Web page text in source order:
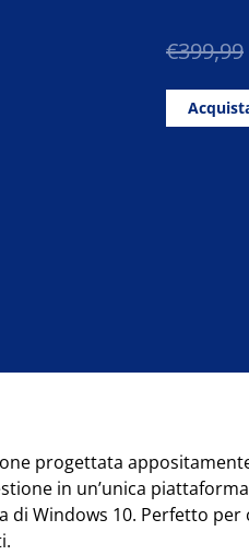
€399,99
progettata
in un’unica
di Windows 10. Perfetto